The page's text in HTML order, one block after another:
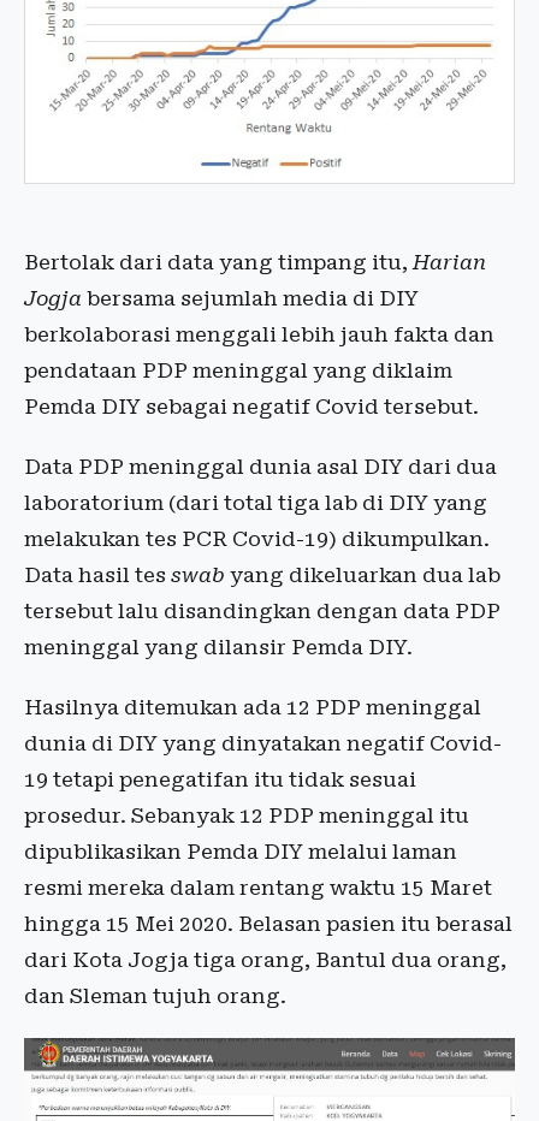
Bertolak dari data yang timpang itu, Harian
Jogja bersama sejumlah media di DIY
berkolaborasi menggali lebih jauh fakta dan
pendataan PDP meninggal yang diklaim
Pemda DIY sebagai negatif Covid tersebut.
Data PDP meninggal dunia asal DIY dari dua
laboratorium (dari total tiga lab di DIY yang
melakukan tes PCR Covid-19) dikumpulkan.
Data hasil tes swab yang dikeluarkan dua lab
tersebut lalu disandingkan dengan data PDP
meninggal yang dilansir Pemda DIY.
Hasilnya ditemukan ada 12 PDP meninggal
dunia di DIY yang dinyatakan negatif Covid-
19 tetapi penegatifan itu tidak sesuai
prosedur. Sebanyak 12 PDP meninggal itu
dipublikasikan Pemda DIY melalui laman
resmi mereka dalam rentang waktu 15 Maret
hingga 15 Mei 2020. Belasan pasien itu berasal
dari Kota Jogja tiga orang, Bantul dua orang,
dan Sleman tujuh orang.